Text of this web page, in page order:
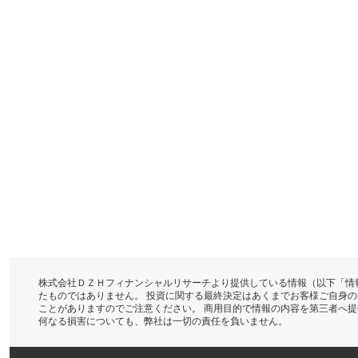
株式会社ＤＺＨフィナンシャルリサーチより提供している情報（以下「
たものではありません。 投資に関する最終決定はあくまでお客様ご自身
ことがありますのでご注意ください。 商用目的で情報の内容を第三者
何なる損害についても、弊社は一切の責任を負いません。